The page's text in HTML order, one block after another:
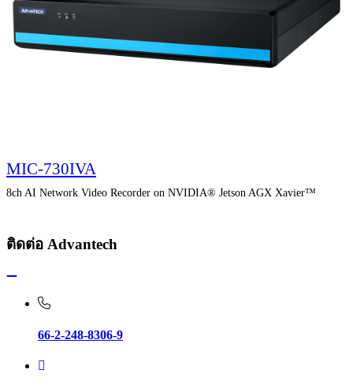
MIC-730IVA
8ch AI Network Video Recorder on NVIDIA® Jetson AGX Xavier™
ติดต่อ Advantech
66-2-248-8306-9